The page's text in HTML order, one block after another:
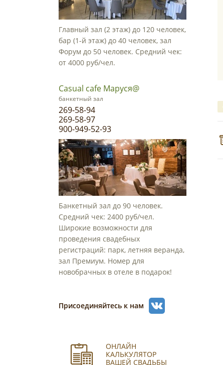
Главный зал (2 этаж) до 120 человек,
бар (1-й этаж) до 40 человек, зал
Форум до 50 человек. Средний чек:
от 4000 руб/чел.
Casual cafe Маруся@
банкетный зал
269-58-94
269-58-97
900-949-52-93
Банкетный зал до 90 человек.
Средний чек: 2400 руб/чел.
Широкие возможности для
проведения свадебных
регистраций: парк, летняя веранда,
зал Премиум. Номер для
новобрачных в отеле в подарок!
Присоединяйтесь к нам
ОНЛАЙН
КАЛЬКУЛЯТОР
ВАШЕЙ СВАДЬБЫ